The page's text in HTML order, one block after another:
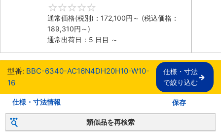
通常価格(税別)： 172,100円 ～ (税込価格：
189,310円 ～)
通常出荷日：5 日目 ～
型番: BBC-6340-AC16N4DH20H10-W10-
16
仕様・寸法
で絞り込む
仕様・寸法情報 保存
類似品を再検索